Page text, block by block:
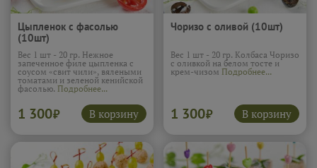
Цыпленок с фасолью
(10шт)
Вес 1 шт - 20 гр. Нежное
запеченное филе цыпленка с
соусом «свит чили», вялеными
томатами и зеленой кенийской
фасолью. Подробнее...
1 300₽ В корзину
Чоризо с оливой (10шт)
Вес 1 шт - 20 гр. Колбаса Чоризо
с оливкой на белом тосте и
крем-чизом Подробнее...
1 300₽ В корзину